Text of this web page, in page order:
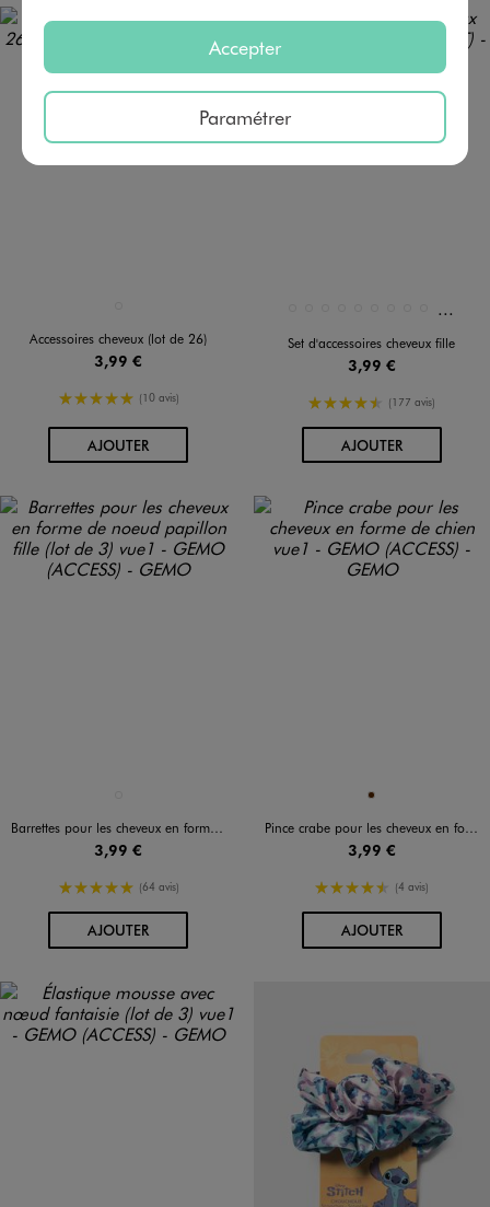
Accessoires cheveux (lot de 26)
3,99 €
5/5 de moyenne
(10 avis)
AJOUTERAU PANIER
Disponible en 15 coloris
Set d'accessoires cheveux fille
3,99 €
4.5/5 de moyenne
(177 avis)
AJOUTERAU PANIER
Barrettes pour les cheveux en forme de noeud papillon fille (lot de 3)
3,99 €
5/5 de moyenne
(64 avis)
AJOUTERAU PANIER
Disponible en 1 coloris
MARRON
Pince crabe pour les cheveux en forme de chien
3,99 €
4.5/5 de moyenne
(4 avis)
AJOUTERAU PANIER
Accepter
Paramétrer